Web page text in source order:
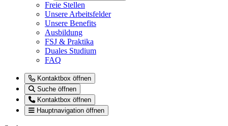
Freie Stellen
Unsere Arbeitsfelder
Unsere Benefits
Ausbildung
FSJ & Praktika
Duales Studium
FAQ
Kontaktbox öffnen
Suche öffnen
Kontaktbox öffnen
Hauptnavigation öffnen